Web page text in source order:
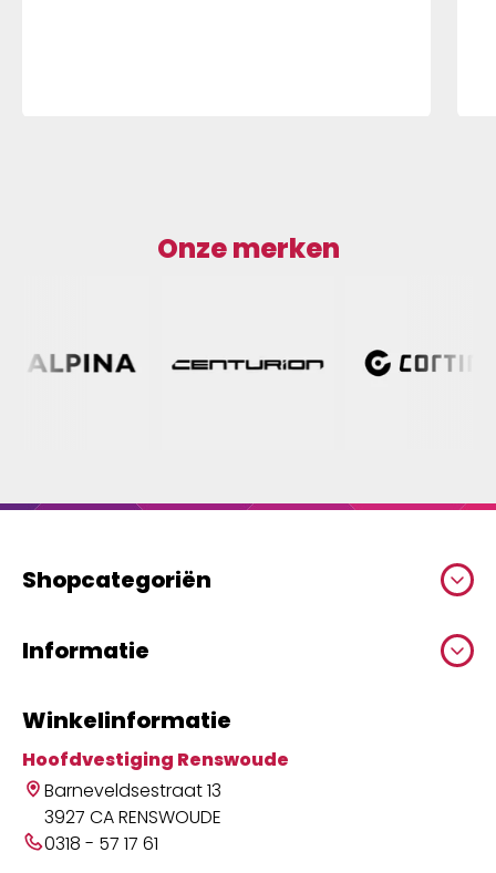
Onze merken
Shopcategoriën
Informatie
Winkelinformatie
Hoofdvestiging Renswoude
Barneveldsestraat 13
3927 CA RENSWOUDE
0318 - 57 17 61